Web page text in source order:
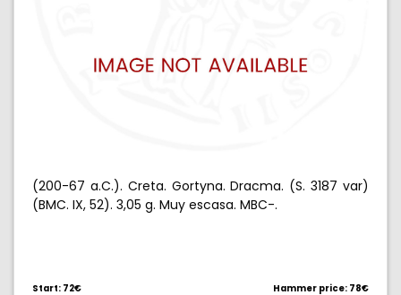
(200-67 a.C.). Creta. Gortyna. Dracma. (S. 3187 var)
(BMC. IX, 52). 3,05 g. Muy escasa. MBC-.
Start: 72€ Hammer price: 78€